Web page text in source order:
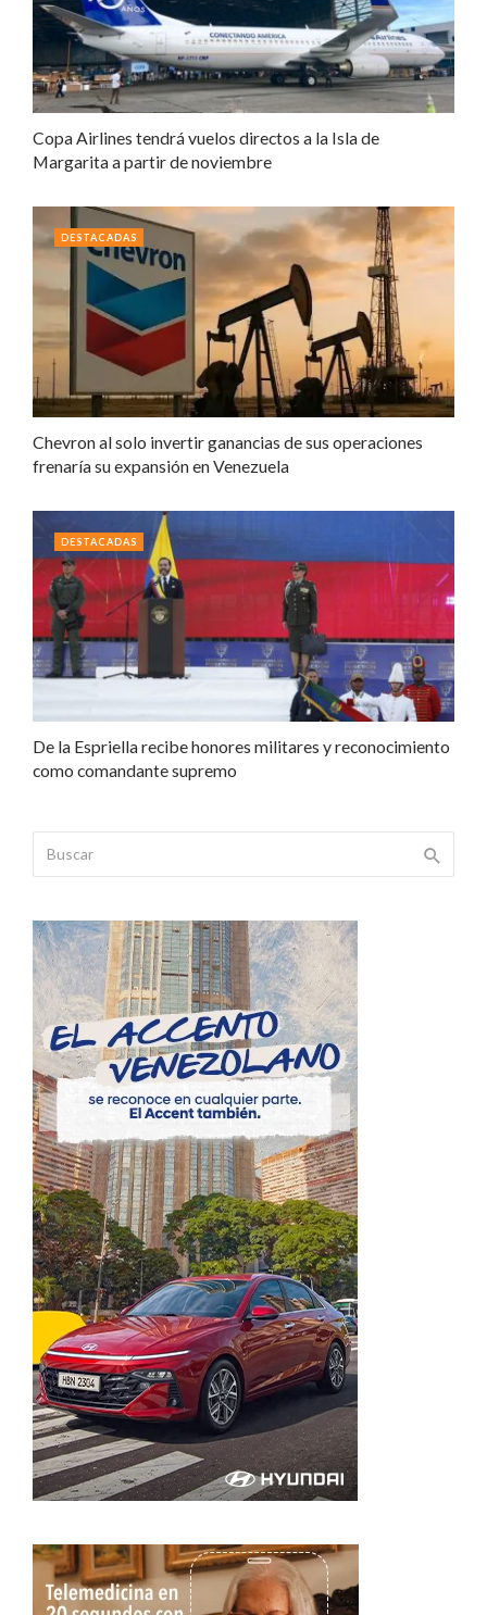
Copa Airlines tendrá vuelos directos a la Isla de
Margarita a partir de noviembre
Chevron al solo invertir ganancias de sus operaciones
frenaría su expansión en Venezuela
DESTACADAS
De la Espriella recibe honores militares y reconocimiento
como comandante supremo
DESTACADAS